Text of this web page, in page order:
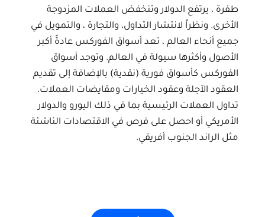
طفرة ، يرتفع الدولار وتنخفض العملات المزدوجة
الأخرى. ونظراً لانتشار التداول، والتجارة ، والتمويل في
جميع أنحاء العالم ، تعد أسواق الفوركس عادةً أكبر
الأصول وأكثرها سيولة في العالم. وتوجد أسواق
الفوركس كأسواق فورية (نقدية) بالإضافة إلى تقديم
العقود الآجلة وعقود الخيارات ومقايضات العملات.
تداول العملات الرئيسية بما في ذلك اليورو والدولار
الأمريكي أو احصل على فرص في الاقتصادات الناشئة
مثل الراند الجنوب أفريقي.